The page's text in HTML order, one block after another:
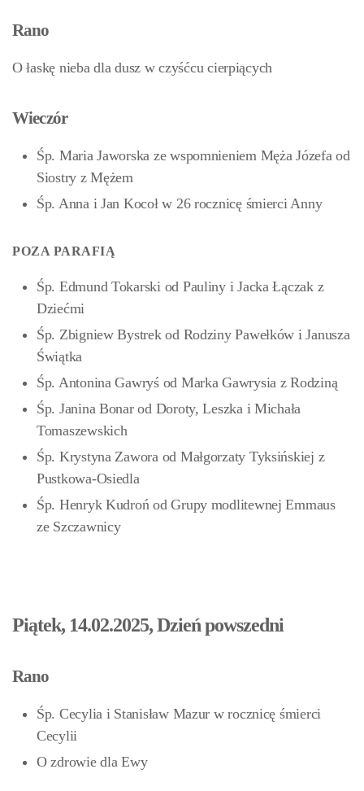
Rano
O łaskę nieba dla dusz w czyśćcu cierpiących
Wieczór
Śp. Maria Jaworska ze wspomnieniem Męża Józefa od
Siostry z Mężem
Śp. Anna i Jan Kocoł w 26 rocznicę śmierci Anny
POZA PARAFIĄ
Śp. Edmund Tokarski od Pauliny i Jacka Łączak z
Dziećmi
Śp. Zbigniew Bystrek od Rodziny Pawełków i Janusza
Świątka
Śp. Antonina Gawryś od Marka Gawrysia z Rodziną
Śp. Janina Bonar od Doroty, Leszka i Michała
Tomaszewskich
Śp. Krystyna Zawora od Małgorzaty Tyksińskiej z
Pustkowa-Osiedla
Śp. Henryk Kudroń od Grupy modlitewnej Emmaus
ze Szczawnicy
Piątek, 14.02.2025, Dzień powszedni
Rano
Śp. Cecylia i Stanisław Mazur w rocznicę śmierci
Cecylii
O zdrowie dla Ewy